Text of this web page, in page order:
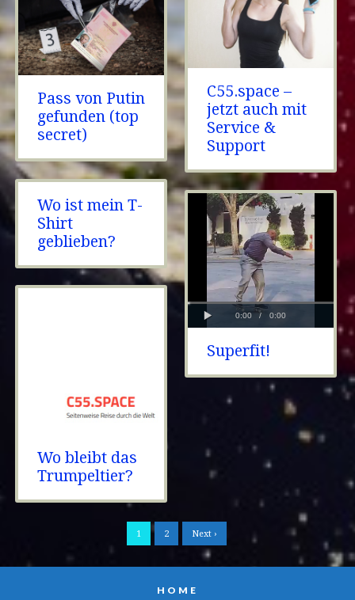
C55.space –
jetzt auch mit
Service &
Support
Pass von Putin
gefunden (top
secret)
Wo ist mein T-
Shirt
geblieben?
Superfit!
Wo bleibt das
Trumpeltier?
1 2 Next ›
HOME